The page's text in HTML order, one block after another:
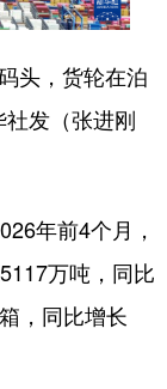
时尚
一带一路
专题·访谈
山东产经
头，货轮在泊
发（张进刚
年前4个月，
万吨，同比
，同比增长